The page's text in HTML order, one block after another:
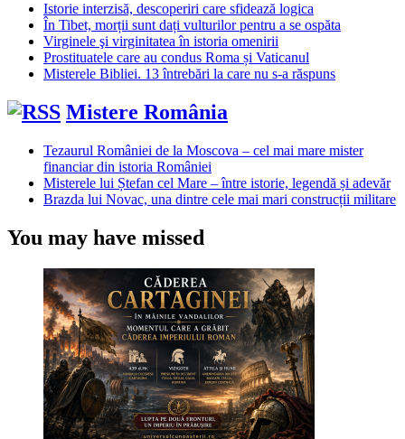
Istorie interzisă, descoperiri care sfidează logica
În Tibet, morții sunt dați vulturilor pentru a se ospăta
Virginele şi virginitatea în istoria omenirii
Prostituatele care au condus Roma și Vaticanul
Misterele Bibliei. 13 întrebări la care nu s-a răspuns
Mistere România
Tezaurul României de la Moscova – cel mai mare mister
financiar din istoria României
Misterele lui Ștefan cel Mare – între istorie, legendă și adevăr
Brazda lui Novac, una dintre cele mai mari construcții militare
You may have missed